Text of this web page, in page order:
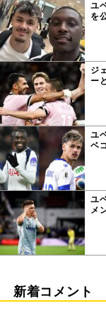
ユ
を
ジ
ー
ユ
ベ
ユ
メ
新着コメント